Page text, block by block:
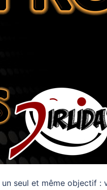
seul et même objectif